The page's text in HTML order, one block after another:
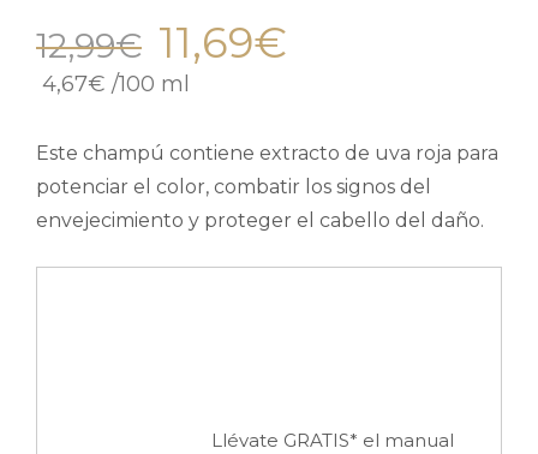
12,99€ 11,69€
4,67€ /100 ml
Este champú contiene extracto de uva roja para
potenciar el color, combatir los signos del
envejecimiento y proteger el cabello del daño.
Llévate GRATIS* el manual